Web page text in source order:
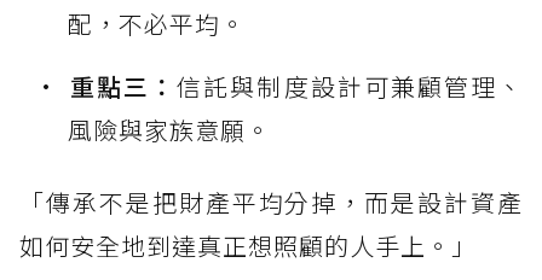
配，不必平均。
重點三：信託與制度設計可兼顧管理、
風險與家族意願。
「傳承不是把財產平均分掉，而是設計資產
如何安全地到達真正想照顧的人手上。」